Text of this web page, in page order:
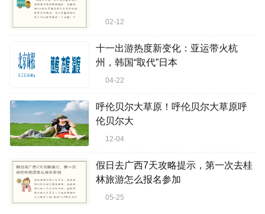
02-12
十一出游热度新变化：亚运带火杭
州，韩国“取代”日本
04-22
呼伦贝尔大草原！呼伦贝尔大草原呼
伦贝尔大
12-04
假日去广西7天攻略提示，第一次去桂
林旅游怎么报名参加
05-25